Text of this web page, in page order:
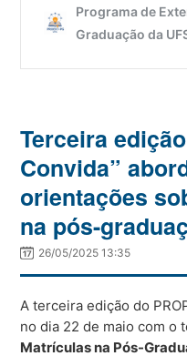
Terceira
Convida”
orientações
na pós-
26/05/2025 13:35
A terceira edição do
no dia 22 de maio com o
Matrículas na Pós-